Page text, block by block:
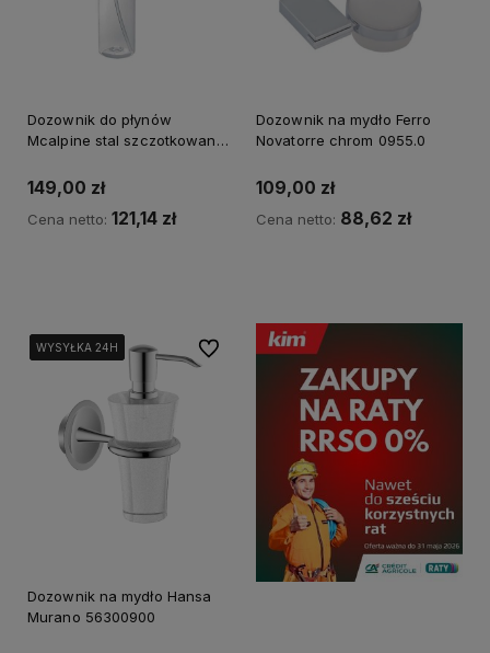
Dozownik do płynów
Mcalpine stal szczotkowana
149,00 zł
Cena netto: 121,14 zł
Dozownik na mydło Ferro
Novatorre chrom 0955.0
109,00 zł
Cena netto: 88,62 zł
WYSYŁKA 24H
WYSYŁKA 24H
WYSYŁKA 24H
WYSYŁKA 24H
Dozownik na mydło Hansa
Murano 56300900
Do ulubionych